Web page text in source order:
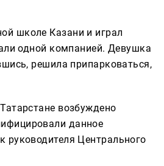
школе Казани и играл
одной компанией. Девушка
решила припарковаться,
возбуждено
данное
Центрального